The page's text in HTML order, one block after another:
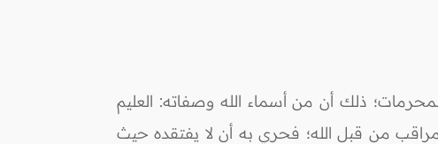
ذلك أن من أسماء الله وصفاته: العليم
مراقب من قبل الله؛ فحري به أن لا يفتقده حيث